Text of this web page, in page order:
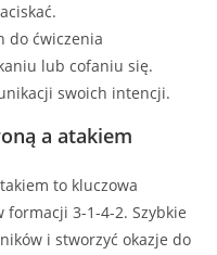
do ćwiczenia
lub cofaniu się.
swoich intencji.
a atakiem
to kluczowa
formacji 3-1-4-2. Szybkie
i stworzyć okazje do